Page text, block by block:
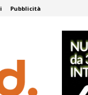
Pubblicità